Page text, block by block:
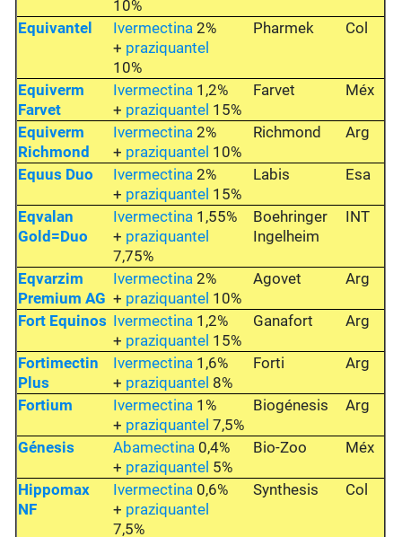
10%
Equivantel Ivermectina 2%
+ praziquantel
10%
Pharmek Col
Equiverm
Farvet
Ivermectina 1,2%
+ praziquantel 15%
Farvet Méx
Equiverm
Richmond
Ivermectina 2%
+ praziquantel 10%
Richmond Arg
Equus Duo Ivermectina 2%
+ praziquantel 15%
Labis Esa
Eqvalan
Gold=Duo
Ivermectina 1,55%
+ praziquantel
7,75%
Boehringer
Ingelheim
INT
Eqvarzim
Premium AG
Ivermectina 2%
+ praziquantel 10%
Agovet Arg
Fort Equinos Ivermectina 1,2%
+ praziquantel 15%
Ganafort Arg
Fortimectin
Plus
Ivermectina 1,6%
+ praziquantel 8%
Forti Arg
Fortium Ivermectina 1%
+ praziquantel 7,5%
Biogénesis Arg
Génesis Abamectina 0,4%
+ praziquantel 5%
Bio-Zoo Méx
Hippomax
NF
Ivermectina 0,6%
+ praziquantel
7,5%
Synthesis Col